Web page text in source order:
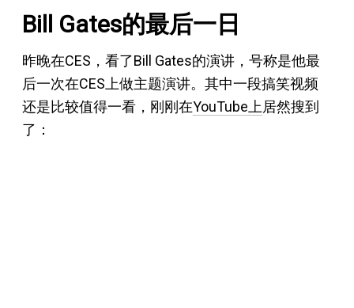
Bill Gates的最后一日
昨晚在CES，看了Bill Gates的演讲，号称是他最
后一次在CES上做主题演讲。其中一段搞笑视频
还是比较值得一看，刚刚在YouTube上居然搜到
了：